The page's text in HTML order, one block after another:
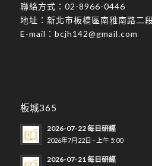
聯絡方式： 02-8966-0446
地址： 新北市板橋區南雅南路二
E-mail： bcjh142@gmail.com
板城365
2026-07-22 每日研經
2026年7月22日 - 上午 5:00
2026-07-21 每日研經